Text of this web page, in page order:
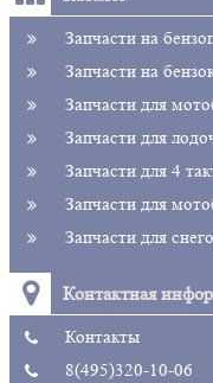
Запчасти на
Запчасти на
Запчасти для
Запчасти для
Запчасти для 4
Запчасти для
Запчасти для
Контактная
Контакты
8(495)320-10-06